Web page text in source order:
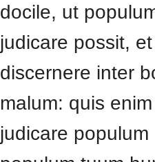
docile, ut
judicare possit, et
discernere inter
malum: quis
judicare populum